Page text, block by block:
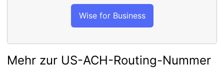
Wise for Business
Mehr zur US-ACH-Routing-Nummer